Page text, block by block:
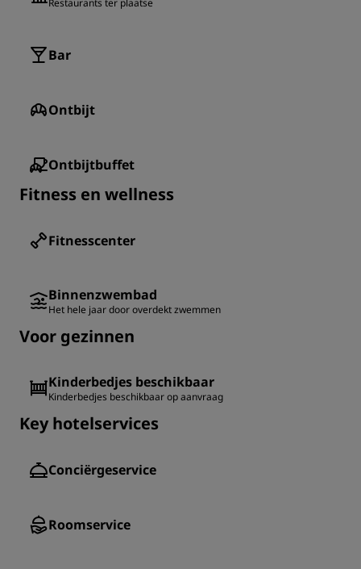
Restaurants ter plaatse
Bar
Ontbijt
Ontbijtbuffet
Fitness en wellness
Fitnesscenter
Binnenzwembad
Het hele jaar door overdekt zwemmen
Voor gezinnen
Kinderbedjes beschikbaar
Kinderbedjes beschikbaar op aanvraag
Key hotelservices
Conciërgeservice
Roomservice